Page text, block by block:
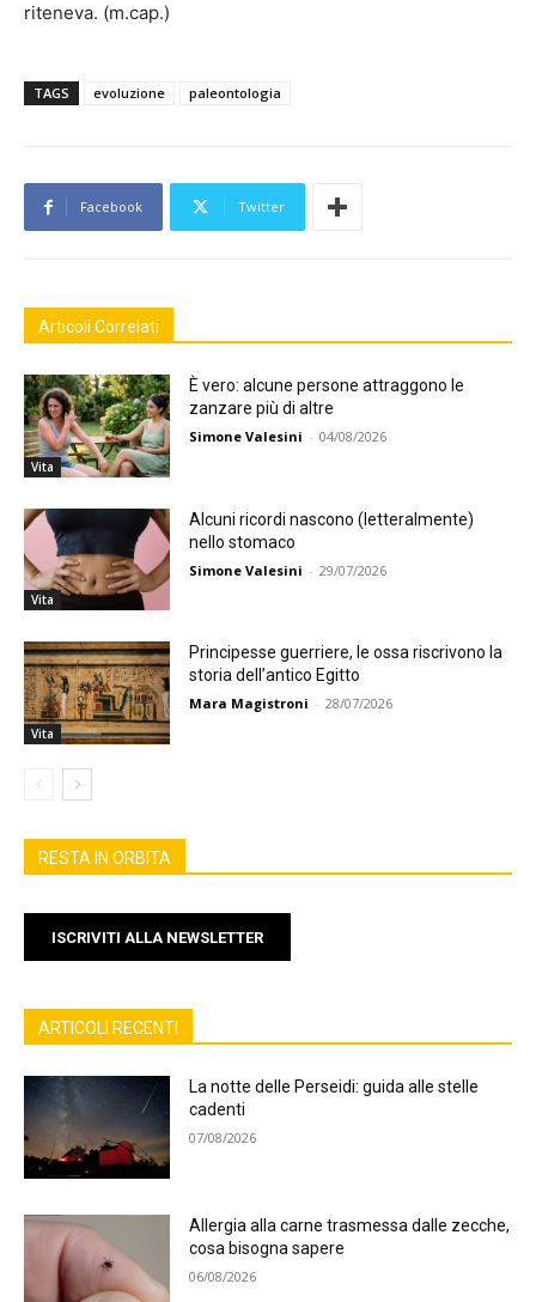
riteneva. (m.cap.)
TAGS evoluzione paleontologia
Facebook Twitter
Articoli Correlati
Vita
È vero: alcune persone attraggono le
zanzare più di altre
Simone Valesini - 04/08/2026
Vita
Alcuni ricordi nascono (letteralmente)
nello stomaco
Simone Valesini - 29/07/2026
Vita
Principesse guerriere, le ossa riscrivono la
storia dell’antico Egitto
Mara Magistroni - 28/07/2026
RESTA IN ORBITA
ISCRIVITI ALLA NEWSLETTER
ARTICOLI RECENTI
La notte delle Perseidi: guida alle stelle
cadenti
07/08/2026
Allergia alla carne trasmessa dalle zecche,
cosa bisogna sapere
06/08/2026